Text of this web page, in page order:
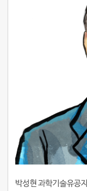
박성현 과학기술유공